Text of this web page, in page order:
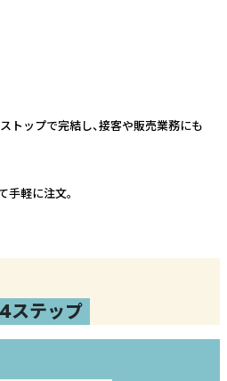
トップで完結し、接客や販売業務にも
軽に注文。
ステップ